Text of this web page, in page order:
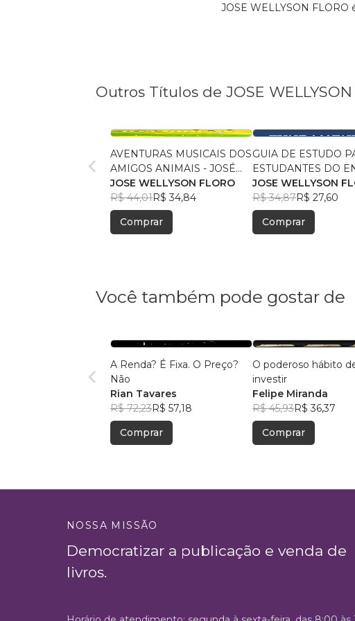
JOSE WELLYSON
Outros Títulos de JOSE WELLYSON
AVENTURAS MUSICAIS DOS
AMIGOS ANIMAIS - JOSÉ
WELLYSON FLORO,
COLORIDO
JOSE WELLYSON FLORO
R$ 44,01R$ 34,84
Comprar
GUIA DE ESTUDO
ESTUDANTES DO
FUNDAMENTAL E
JOSÉ WELLYSON
JOSE WELLYSON
R$ 34,87R$ 27,60
Comprar
Você também pode gostar de
A Renda? É Fixa. O Preço?
Não
Rian Tavares
R$ 72,23R$ 57,18
Comprar
O poderoso hábito
investir
Felipe Miranda
R$ 45,93R$ 36,37
Comprar
NOSSA MISSÃO
Democratizar a publicação e venda de
livros.